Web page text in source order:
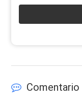
Comentario